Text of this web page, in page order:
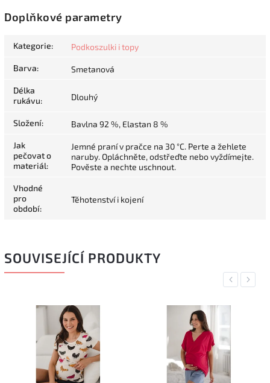
Doplňkové parametry
Kategorie: Podkoszulki i topy
Barva: Smetanová
Délka
rukávu: Dlouhý
Složení: Bavlna 92 %, Elastan 8 %
Jak
pečovat o
materiál:
Jemné praní v pračce na 30 °C. Perte a žehlete
naruby. Opláchněte, odstřeďte nebo vyždímejte.
Pověste a nechte uschnout.
Vhodné
pro
období:
Těhotenství i kojení
SOUVISEJÍCÍ PRODUKTY
Previous
Next